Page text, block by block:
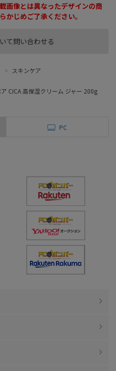
て問い合わせる
画像とは異なったデザインの商
かじめご了承ください。
> スキンケア
CICA 高保湿クリーム ジャー 200g
PC